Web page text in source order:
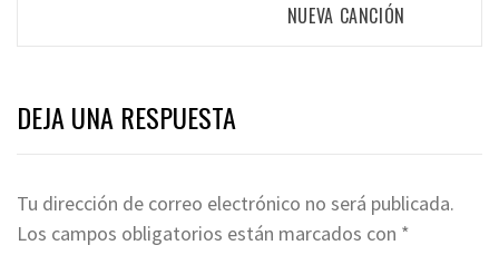
NUEVA CANCIÓN
DEJA UNA RESPUESTA
Tu dirección de correo electrónico no será publicada.
Los campos obligatorios están marcados con *